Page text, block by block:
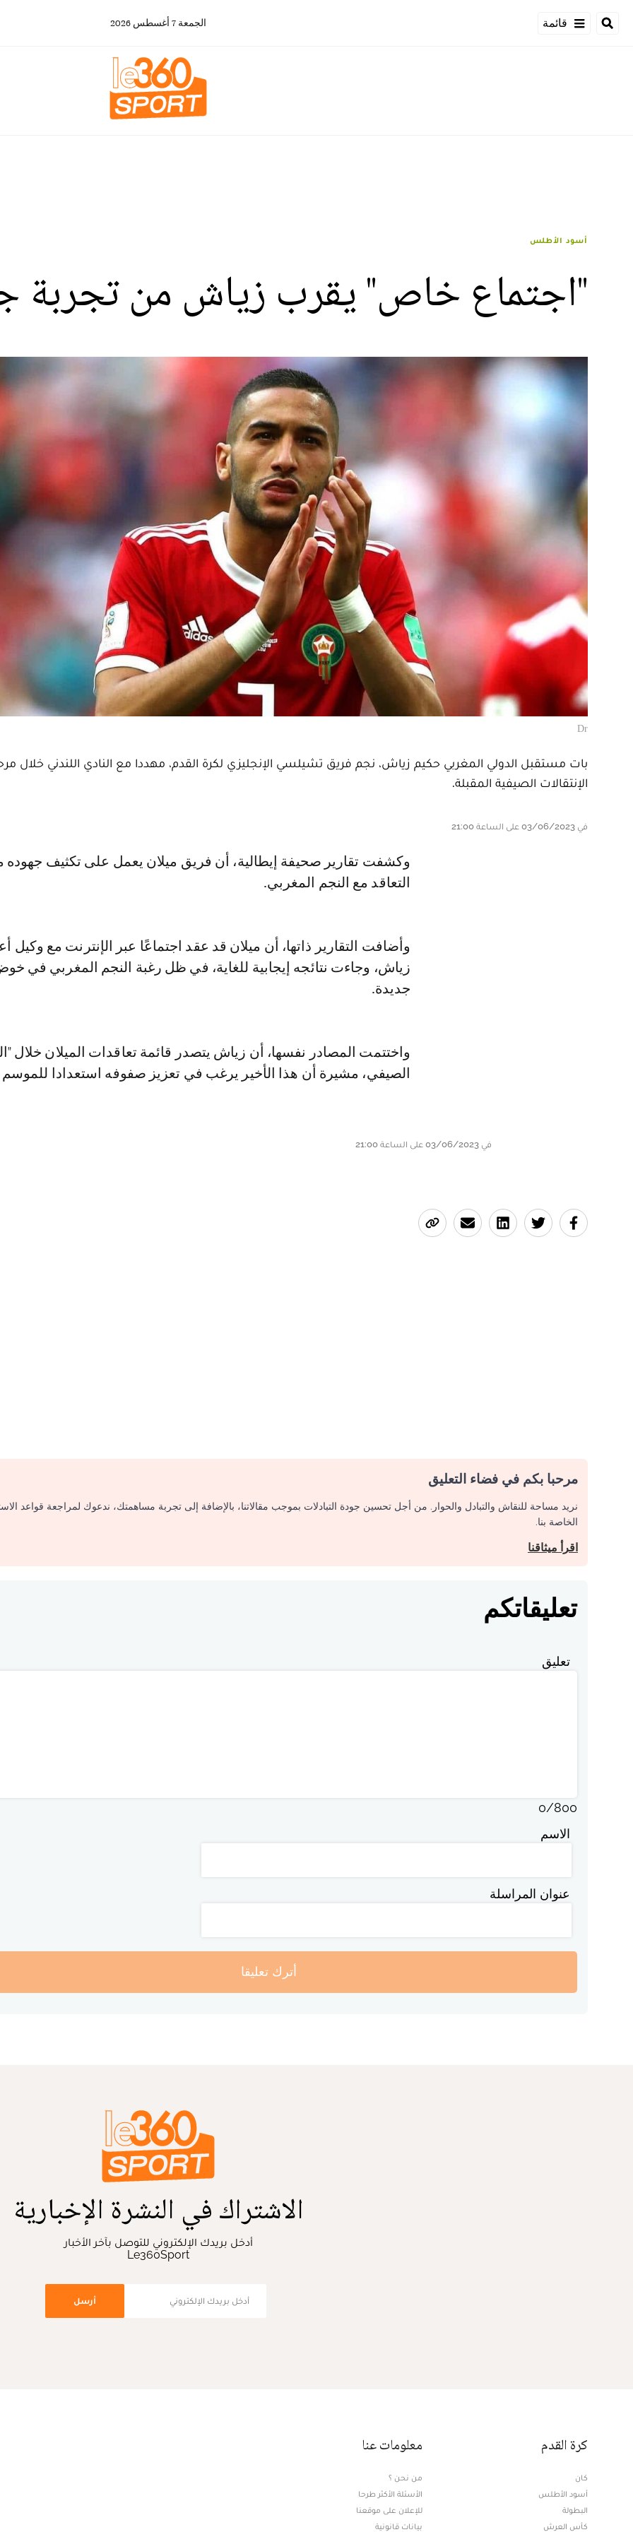
قائمة الجمعة 7 أغسطس 2026
أسود الأطلس
"اجتماع خاص" يقرب زياش من تجربة
Dr
بات مستقبل الدولي المغربي حكيم زياش، نجم فريق تشيلسي الإنجليزي لكرة القدم، مهددا مع النادي اللندني خلال
الإنتقالات الصيفية المقبلة.
في 03/06/2023 على الساعة 21:00
وكشفت تقارير صحيفة إيطالية، أن فريق ميلان يعمل على تكثيف جهوده من أجل
التعاقد مع النجم المغربي.
وأضافت التقارير ذاتها، أن ميلان قد عقد اجتماعًا عبر الإنترنت مع وكيل
زياش، وجاءت نتائجه إيجابية للغاية، في ظل رغبة النجم المغربي في
جديدة.
واختتمت المصادر نفسها، أن زياش يتصدر قائمة تعاقدات الميلان خلال
الصيفي، مشيرة أن هذا الأخير يرغب في تعزيز صفوفه استعدادا للموسم
في 03/06/2023 على الساعة 21:00
مرحبا بكم في فضاء التعليق
نريد مساحة للنقاش والتبادل والحوار. من أجل تحسين جودة التبادلات بموجب مقالاتنا، بالإضافة إلى تجربة مساهمتك، ندعوك لمراجعة قواعد
الخاصة بنا.
اقرأ ميثاقنا
تعليقاتكم
تعليق
0/800
الاسم
عنوان المراسلة
أترك تعليقا
الاشتراك في النشرة الإخبارية
أدخل بريدك الإلكتروني للتوصل بآخر الأخبار
Le360Sport
أرسل
كرة القدم
كان
أسود الأطلس
البطولة
كأس العرش
معلومات عنا
من نحن ؟
الأسئلة الأكثر طرحا
للإعلان على موقعنا
بيانات قانونية